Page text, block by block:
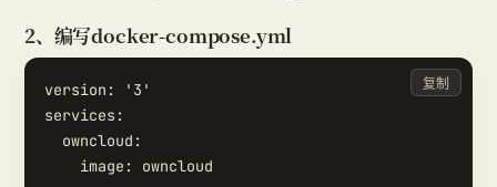
2、编写docker-compose.yml
version: '3'
services:
  owncloud:
    image: owncloud
复制